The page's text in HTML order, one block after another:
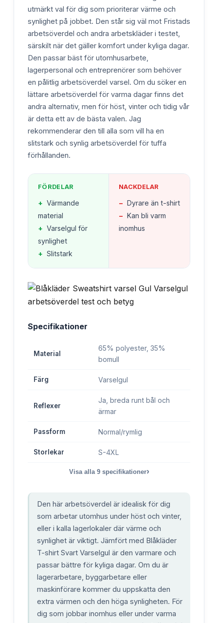
utmärkt val för dig som prioriterar värme och
synlighet på jobbet. Den står sig väl mot Fristads
arbetsöverdel och andra arbetskläder i testet,
särskilt när det gäller komfort under kyliga dagar.
Den passar bäst för utomhusarbete,
lagerpersonal och entreprenörer som behöver
en pålitlig arbetsöverdel varsel. Om du söker en
lättare arbetsöverdel för varma dagar finns det
andra alternativ, men för höst, vinter och tidig vår
är detta ett av de bästa valen. Jag
rekommenderar den till alla som vill ha en
slitstark och synlig arbetsöverdel för tuffa
förhållanden.
FÖRDELAR
+ Värmande
material
+ Varselgul för
synlighet
+ Slitstark
NACKDELAR
− Dyrare än t-shirt
− Kan bli varm
inomhus
Specifikationer
Material
65% polyester, 35%
bomull
Färg Varselgul
Reflexer
Ja, breda runt bål och
ärmar
Passform Normal/rymlig
Storlekar S-4XL
Visa alla 9specifikationer›
Den här arbetsöverdel är idealisk för dig
som arbetar utomhus under höst och vinter,
eller i kalla lagerlokaler där värme och
synlighet är viktigt. Jämfört med Blåkläder
T-shirt Svart Varselgul är den varmare och
passar bättre för kyliga dagar. Om du är
lagerarbetare, byggarbetare eller
maskinförare kommer du uppskatta den
extra värmen och den höga synligheten. För
dig som jobbar inomhus eller under varma